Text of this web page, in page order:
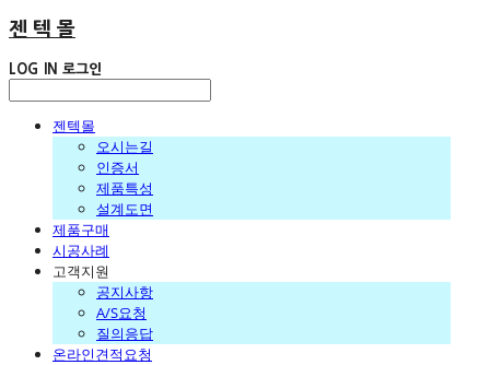
젠 텍 몰
LOG IN 로그인
젠텍몰
오시는길
인증서
제품특성
설계도면
제품구매
시공사례
고객지원
공지사항
A/S요청
질의응답
온라인견적요청